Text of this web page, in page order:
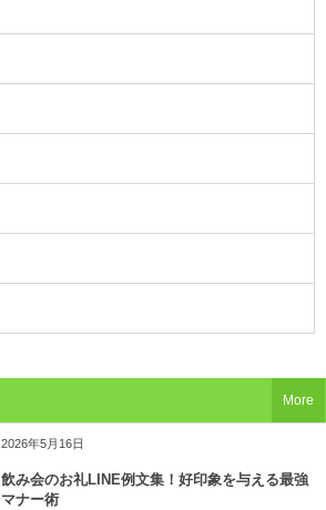
2026年5月16日
飲み会のお礼LINE例文集！好印象を与える最強
マナー術
More